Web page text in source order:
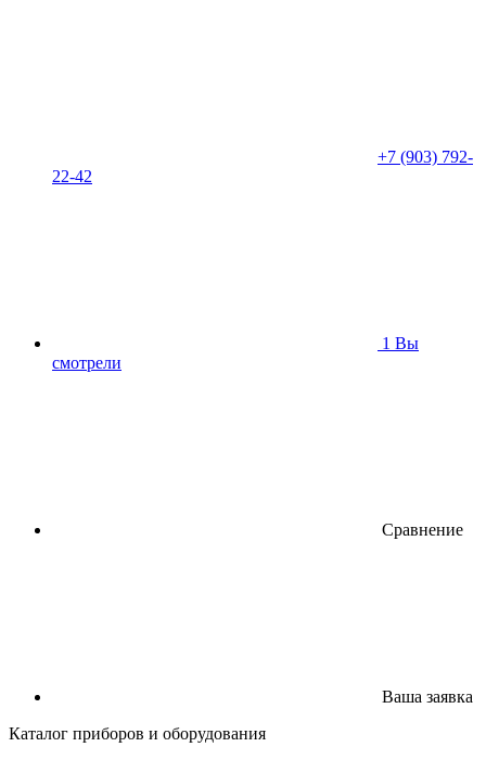
+7 (903) 792-
22-42
1 Вы
смотрели
Сравнение
Ваша заявка
Каталог приборов и оборудования